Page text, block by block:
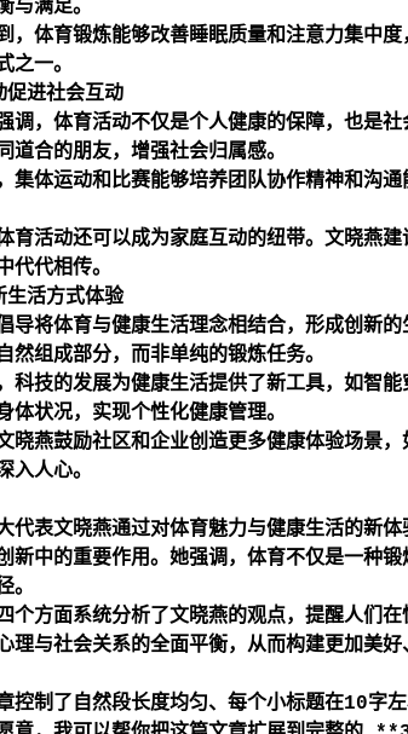
与满足。
，体育锻炼能够改善睡眠质量和注意力集中
之一。
促进社会互动
调，体育活动不仅是个人健康的保障，也是
道合的朋友，增强社会归属感。
集体运动和比赛能够培养团队协作精神和沟
育活动还可以成为家庭互动的纽带。文晓燕
代代相传。
生活方式体验
导将体育与健康生活理念相结合，形成创新
然组成部分，而非单纯的锻炼任务。
科技的发展为健康生活提供了新工具，如智
体状况，实现个性化健康管理。
晓燕鼓励社区和企业创造更多健康体验场景
入人心。
代表文晓燕通过对体育魅力与健康生活的新
新中的重要作用。她强调，体育不仅是一种
。
个方面系统分析了文晓燕的观点，提醒人们
理与社会关系的全面平衡，从而构建更加美好
控制了自然段长度均匀、每个小标题在10字